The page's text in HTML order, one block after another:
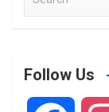
a
c
Follow Us